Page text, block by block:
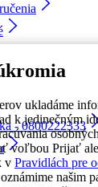
ukladáme
k jedinečným
voľbou Prijať
v Pravidlách pre
našim
- 0800222333